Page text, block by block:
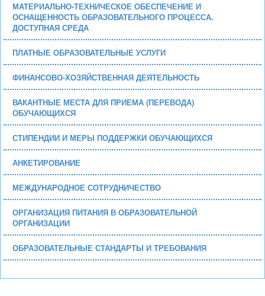
МАТЕРИАЛЬНО-ТЕХНИЧЕСКОЕ ОБЕСПЕЧЕНИЕ И
ОСНАЩЕННОСТЬ ОБРАЗОВАТЕЛЬНОГО ПРОЦЕССА.
ДОСТУПНАЯ СРЕДА
ПЛАТНЫЕ ОБРАЗОВАТЕЛЬНЫЕ УСЛУГИ
ФИНАНСОВО-ХОЗЯЙСТВЕННАЯ ДЕЯТЕЛЬНОСТЬ
ВАКАНТНЫЕ МЕСТА ДЛЯ ПРИЕМА (ПЕРЕВОДА)
ОБУЧАЮЩИХСЯ
СТИПЕНДИИ И МЕРЫ ПОДДЕРЖКИ ОБУЧАЮЩИХСЯ
АНКЕТИРОВАНИЕ
МЕЖДУНАРОДНОЕ СОТРУДНИЧЕСТВО
ОРГАНИЗАЦИЯ ПИТАНИЯ В ОБРАЗОВАТЕЛЬНОЙ
ОРГАНИЗАЦИИ
ОБРАЗОВАТЕЛЬНЫЕ СТАНДАРТЫ И ТРЕБОВАНИЯ